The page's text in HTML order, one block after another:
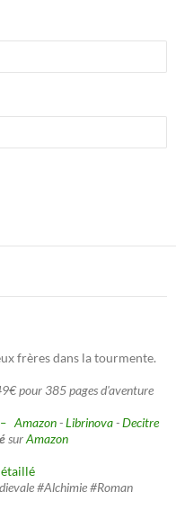
frères dans la tourmente.
pour 385 pages d'aventure
Amazon-Librinova-Decitre
surAmazon
#Alchimie #Roman